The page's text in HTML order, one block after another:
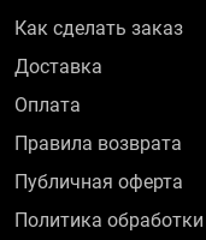
Как сделать заказ
Доставка
Оплата
Правила возврата
Публичная оферта
Политика